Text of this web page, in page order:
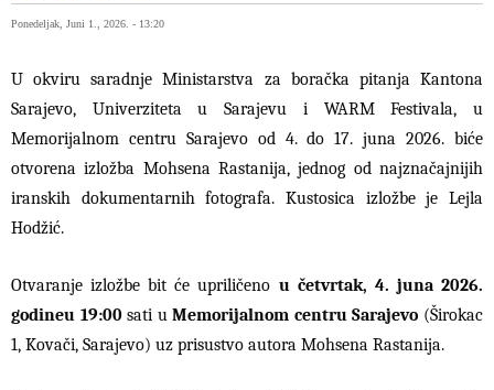
Ponedeljak, Juni 1., 2026. - 13:20
U okviru saradnje Ministarstva za boračka pitanja Kantona
Sarajevo, Univerziteta u Sarajevu i WARM Festivala, u
Memorijalnom centru Sarajevo od 4. do 17. juna 2026. biće
otvorena izložba Mohsena Rastanija, jednog od najznačajnijih
iranskih dokumentarnih fotografa. Kustosica izložbe je Lejla
Hodžić.
Otvaranje izložbe bit će upriličeno u četvrtak, 4. juna 2026.
godineu 19:00sati uMemorijalnom centru Sarajevo (Širokac
1, Kovači, Sarajevo) uz prisustvo autora Mohsena Rastanija.